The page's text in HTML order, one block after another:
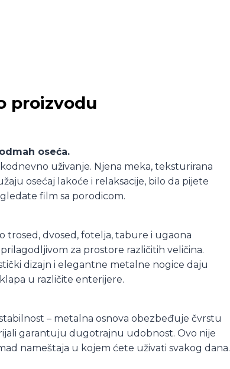
proizvodu
oseća.
uživanje. Njena meka, teksturirana
osećaj lakoće i relaksacije, bilo da pijete
film sa porodicom.
trosed, dvosed, fotelja, tabure i ugaona
za prostore različitih veličina.
dizajn i elegantne metalne nogice daju
u različite enterijere.
– metalna osnova obezbeđuje čvrstu
garantuju dugotrajnu udobnost. Ovo nije
nameštaja u kojem ćete uživati svakog dana.